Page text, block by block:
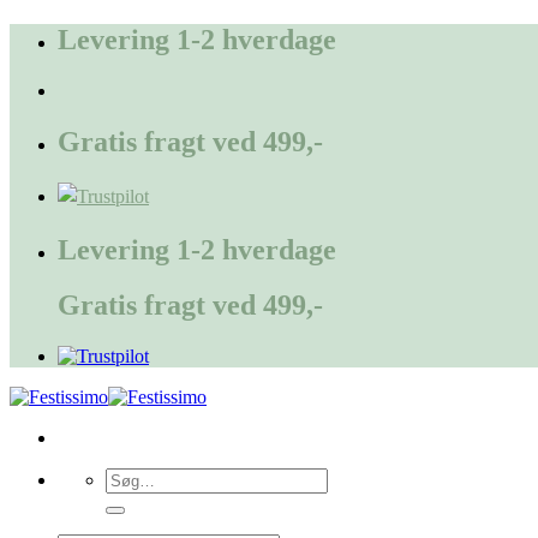
FortsætLevering 1-2 hverdage
Gratis fragt ved 499,-
Levering 1-2 hverdage
Gratis fragt ved 499,-
Søg
efter: